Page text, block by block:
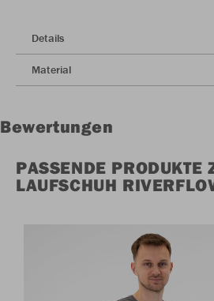
Details
Material
Bewertungen
PASSENDE PRODUKTE
LAUFSCHUH